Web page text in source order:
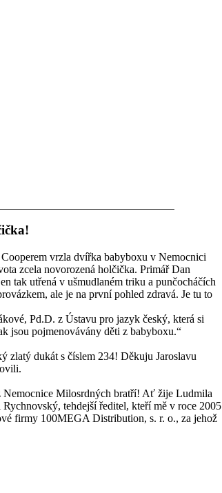
vrzla dvířka babyboxu v Nemocnici
zcela novorozená holčička. Primář Dan
tak utřená v ušmudlaném triku a punčocháčích
ale je na první pohled zdravá. Je tu to
Pd.D. z Ústavu pro jazyk český, která si
jsou pojmenovávány děti z babyboxu.“
zlatý dukát s číslem 234! Děkuju Jaroslavu
Milosrdných bratří! Ať žije Ludmila
tehdejší ředitel, kteří mě v roce 2005
firmy 100MEGA Distribution, s. r. o., za jehož